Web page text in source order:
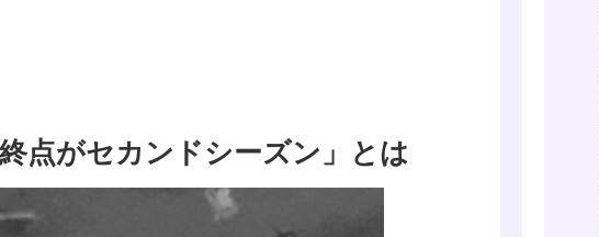
点がセカンドシーズン」とは